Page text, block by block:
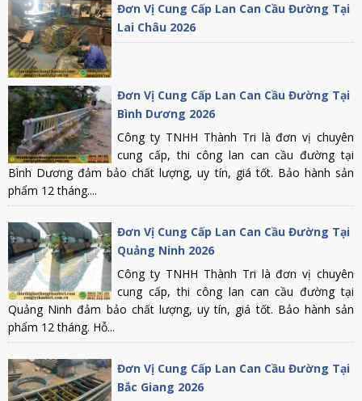
Đơn Vị Cung Cấp Lan Can Cầu Đường Tại
Lai Châu 2026
Đơn Vị Cung Cấp Lan Can Cầu Đường Tại
Bình Dương 2026
Công ty TNHH Thành Tri là đơn vị chuyên
cung cấp, thi công lan can cầu đường tại
Bình Dương đảm bảo chất lượng, uy tín, giá tốt. Bảo hành sản
phẩm 12 tháng....
Đơn Vị Cung Cấp Lan Can Cầu Đường Tại
Quảng Ninh 2026
Công ty TNHH Thành Tri là đơn vị chuyên
cung cấp, thi công lan can cầu đường tại
Quảng Ninh đảm bảo chất lượng, uy tín, giá tốt. Bảo hành sản
phẩm 12 tháng. Hỗ...
Đơn Vị Cung Cấp Lan Can Cầu Đường Tại
Bắc Giang 2026